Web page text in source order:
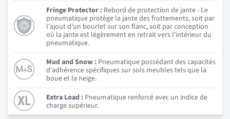
Fringe Protector : Rebord de protection de jante - Le
pneumatique protège la jante des frottements, soit par
l'ajout d'un bourlet sur son flanc, soit par conception
où la jante est légèrement en retrait vers l'intérieur du
pneumatique.
Mud and Snow : Pneumatique possédant des capacités
d'adhérence spécifiques sur sols meubles tels que la
boue et la neige.
Extra Load : Pneumatique renforcé avec un indice de
charge supérieur.